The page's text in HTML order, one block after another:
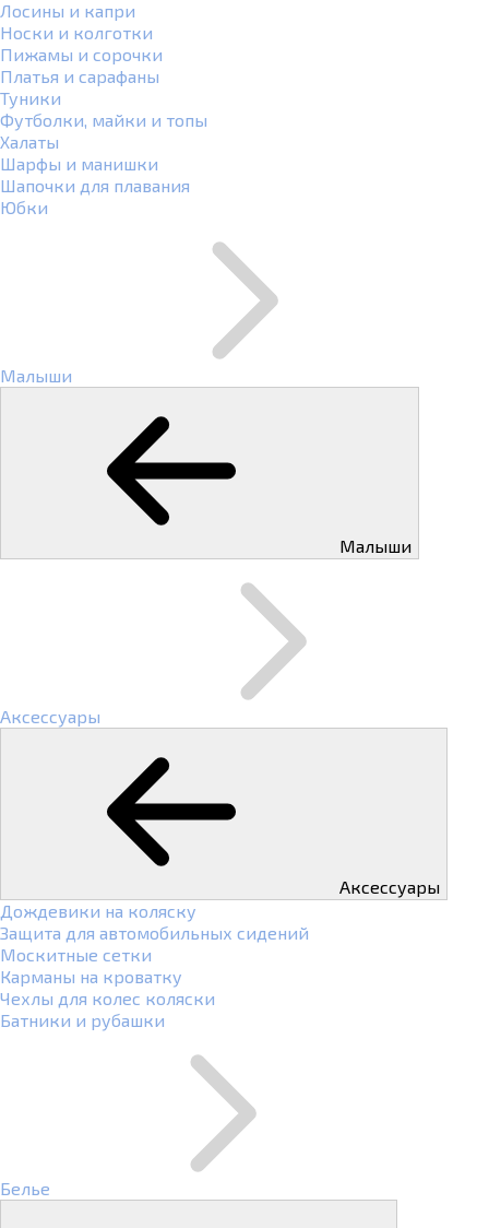
Лосины и капри
Носки и колготки
Пижамы и сорочки
Платья и сарафаны
Туники
Футболки, майки и топы
Халаты
Шарфы и манишки
Шапочки для плавания
Юбки
Малыши
Малыши
Аксессуары
Аксессуары
Дождевики на коляску
Защита для автомобильных сидений
Москитные сетки
Карманы на кроватку
Чехлы для колес коляски
Батники и рубашки
Белье